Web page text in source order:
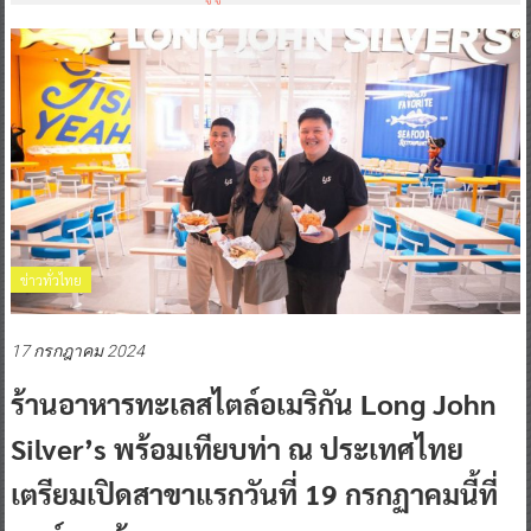
ข่าวทั่วไทย
17 กรกฎาคม 2024
ร้านอาหารทะเลสไตล์อเมริกัน Long John
Silver’s พร้อมเทียบท่า ณ ประเทศไทย
เตรียมเปิดสาขาแรกวันที่ 19 กรกฏาคมนี้ที่